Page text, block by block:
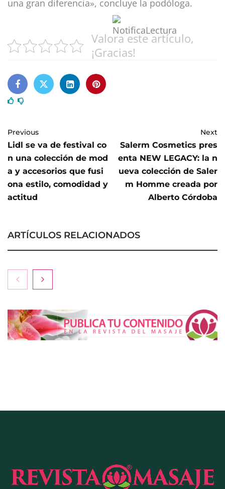
una gran diferencia», concluye la podóloga.
Valora este artículo,
¡Gracias!
Previous
Lidl se va de festival co
n una colección de mod
a y accesorios que fusi
ona estilo, comodidad y
actitud
Next
Salerm Cosmetics pres
enta NEW LEGACY: la n
ueva colección de Saler
m Homme creada por
Alberto Córdoba
ARTÍCULOS RELACIONADOS